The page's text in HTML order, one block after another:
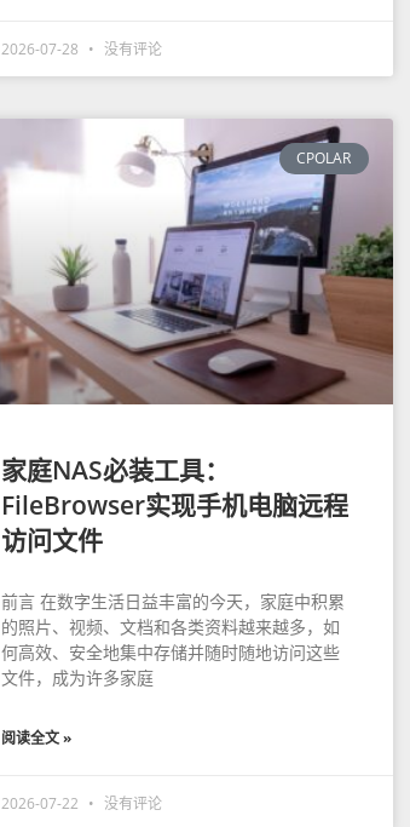
2026-07-28 没有评论
CPOLAR
家庭NAS必装工具：
FileBrowser实现手机电脑远程
访问文件
前言 在数字生活日益丰富的今天，家庭中积累
的照片、视频、文档和各类资料越来越多，如
何高效、安全地集中存储并随时随地访问这些
文件，成为许多家庭
阅读全文 »
2026-07-22 没有评论